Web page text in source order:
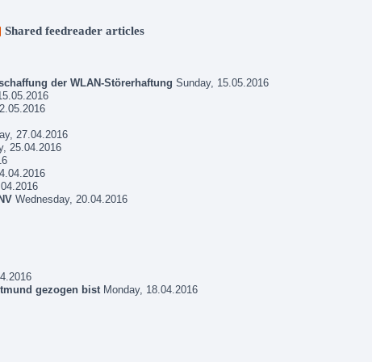
Shared feedreader articles
der WLAN-Störerhaftung Sunday, 15.05.2016
27.04.2016
25.04.2016
Wednesday, 20.04.2016
gezogen bist Monday, 18.04.2016